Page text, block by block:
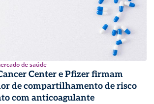
de saúde
Center e Pfizer firmam
de compartilhamento de risco
com anticoagulante